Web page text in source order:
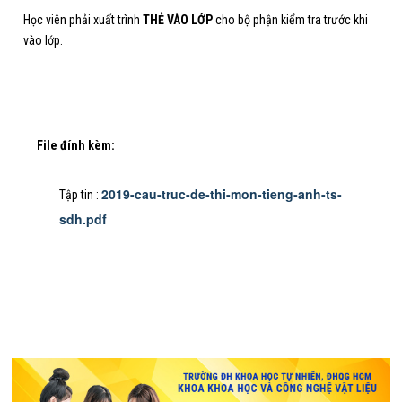
Học viên phải xuất trìnhTHẺ VÀO LỚPcho bộ phận kiểm tra trước khi
vào lớp.
File đính kèm:
Tập tin :2019-cau-truc-de-thi-mon-tieng-anh-ts-
sdh.pdf